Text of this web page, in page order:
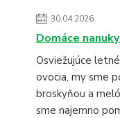
30.04.2026
Domáce
Osviežujúce
ovocia, my sme
broskyňou a
sme najemno